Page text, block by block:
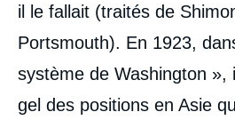
il le fallait (traités de
Portsmouth). En 1923,
système de Washington »,
gel des positions en Asie
Image
couverture
la